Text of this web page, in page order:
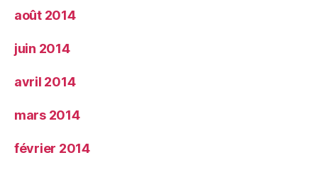
août 2014
juin 2014
avril 2014
mars 2014
février 2014